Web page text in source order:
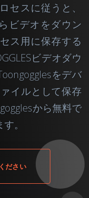
セスに従うと、
ビデオをダウン
ス用に保存する
ビデオダウ
をデバ
イルとして保存
から無料で
。
ださい